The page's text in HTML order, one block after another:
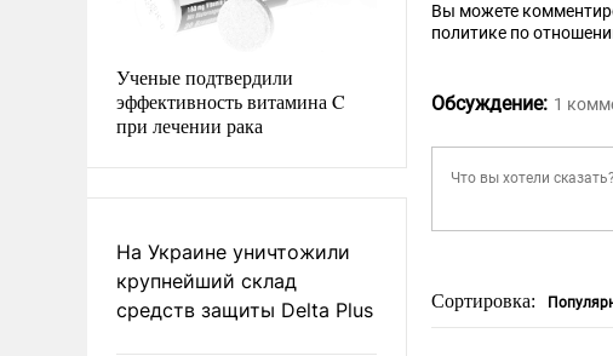
Ученые подтвердили
эффективность витамина C
при лечении рака
На Украине уничтожили
крупнейший склад
средств защиты Delta Plus
Вы можете
политике по
Обсуждение: 1
Сортировка: